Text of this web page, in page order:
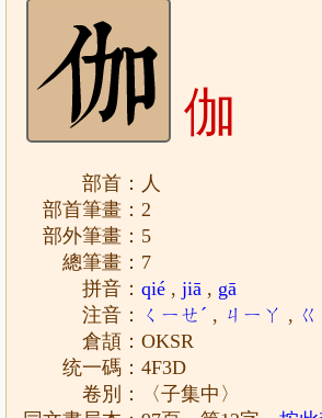
伽
部首：人
部首筆畫：2
部外筆畫：5
總筆畫：7
拼音：qié ,jiā , gā
注音：
ㄑㄧㄝˊ , ㄐㄧㄚ , ㄍ
倉頡：OKSR
统一碼：4F3D
卷別：〈子集中〉